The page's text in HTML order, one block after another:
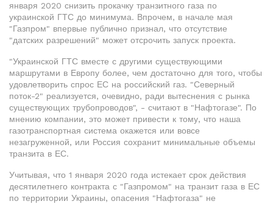
января 2020 снизить прокачку транзитного газа по
украинской ГТС до минимума. Впрочем, в начале мая
"Газпром" впервые публично признал, что отсутствие
"датских разрешений" может отсрочить запуск проекта.
"Украинской ГТС вместе с другими существующими
маршрутами в Европу более, чем достаточно для того, чтобы
удовлетворить спрос ЕС на российский газ. "Северный
поток-2" реализуется, очевидно, ради вытеснения с рынка
существующих трубопроводов", - считают в "Нафтогазе". По
мнению компании, это может привести к тому, что наша
газотранспортная система окажется или вовсе
незагруженной, или Россия сохранит минимальные объемы
транзита в ЕС.
Учитывая, что 1 января 2020 года истекает срок действия
десятилетнего контракта с "Газпромом" на транзит газа в ЕС
по территории Украины, опасения "Нафтогаза" не